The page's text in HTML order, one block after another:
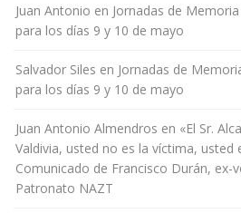
Juan Antonio en Jornadas de
para los días 9 y 10 de mayo
Salvador Siles en Jornadas de
para los días 9 y 10 de mayo
Juan Antonio Almendros en «El Sr.
Valdivia, usted no es la víctima, usted
Comunicado de Francisco Durán, ex-
Patronato NAZT